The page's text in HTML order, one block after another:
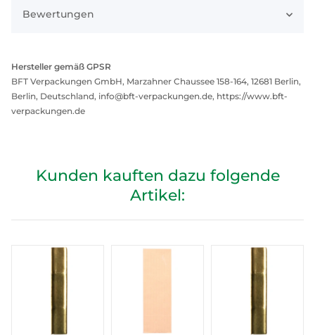
Bewertungen
Hersteller gemäß GPSR
BFT Verpackungen GmbH, Marzahner Chaussee 158-164, 12681 Berlin,
Berlin, Deutschland, info@bft-verpackungen.de, https://www.bft-
verpackungen.de
Kunden kauften dazu folgende
Artikel: